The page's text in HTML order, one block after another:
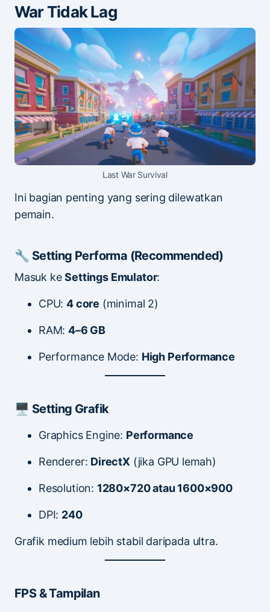
War Tidak Lag
Last War Survival
Ini bagian penting yang sering dilewatkan
pemain.
🔧 Setting Performa (Recommended)
Masuk keSettings Emulator:
CPU:4 core (minimal 2)
RAM:4–6 GB
Performance Mode: High Performance
🖥️ Setting Grafik
Graphics Engine: Performance
Renderer: DirectX (jika GPU lemah)
Resolution: 1280×720 atau 1600×900
DPI: 240
Grafik medium lebih stabil daripada ultra.
FPS & Tampilan